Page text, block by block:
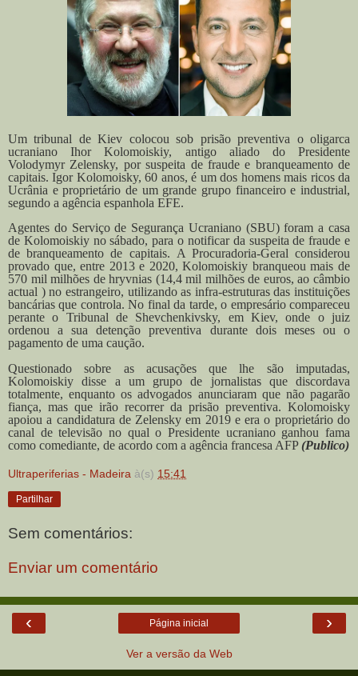
Um tribunal de Kiev colocou sob prisão preventiva o oligarca
ucraniano Ihor Kolomoiskiy, antigo aliado do Presidente
Volodymyr Zelensky, por suspeita de fraude e branqueamento de
capitais. Igor Kolomoisky, 60 anos, é um dos homens mais ricos da
Ucrânia e proprietário de um grande grupo financeiro e industrial,
segundo a agência espanhola EFE.
Agentes do Serviço de Segurança Ucraniano (SBU) foram a casa
de Kolomoiskiy no sábado, para o notificar da suspeita de fraude e
de branqueamento de capitais. A Procuradoria-Geral considerou
provado que, entre 2013 e 2020, Kolomoiskiy branqueou mais de
570 mil milhões de hryvnias (14,4 mil milhões de euros, ao câmbio
actual ) no estrangeiro, utilizando as infra-estruturas das instituições
bancárias que controla. No final da tarde, o empresário compareceu
perante o Tribunal de Shevchenkivsky, em Kiev, onde o juiz
ordenou a sua detenção preventiva durante dois meses ou o
pagamento de uma caução.
Questionado sobre as acusações que lhe são imputadas,
Kolomoiskiy disse a um grupo de jornalistas que discordava
totalmente, enquanto os advogados anunciaram que não pagarão
fiança, mas que irão recorrer da prisão preventiva. Kolomoisky
apoiou a candidatura de Zelensky em 2019 e era o proprietário do
canal de televisão no qual o Presidente ucraniano ganhou fama
como comediante, de acordo com a agência francesa AFP(Publico)
Ultraperiferias - Madeira à(s) 15:41
Partilhar
Sem comentários:
Enviar um comentário
‹ ›
Página inicial
Ver a versão da Web